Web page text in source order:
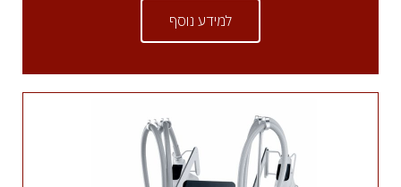
למידע נוסף